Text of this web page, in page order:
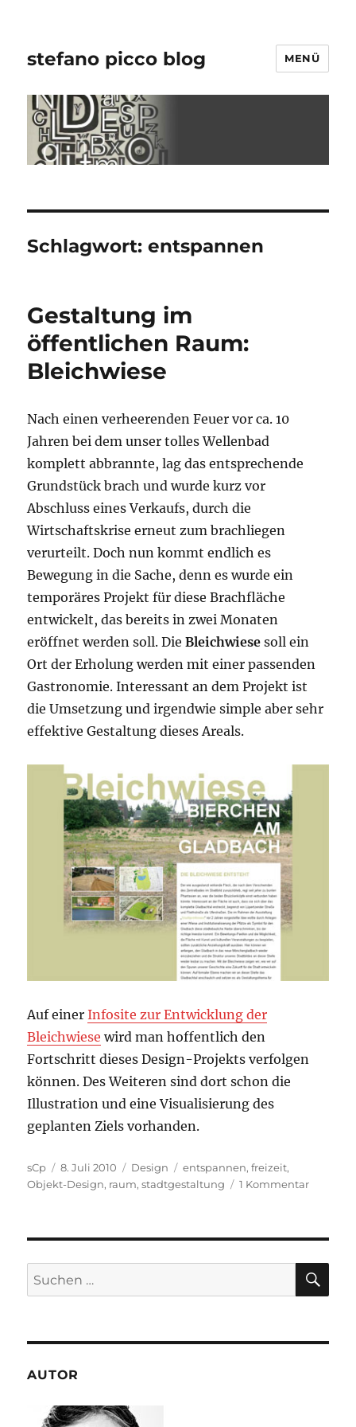
stefano picco blog MENÜ
Schlagwort:entspannen
Gestaltung im
öffentlichen Raum:
Bleichwiese
Nach einen verheerenden Feuer vor ca. 10
Jahren bei dem unser tolles Wellenbad
komplett abbrannte, lag das entsprechende
Grundstück brach und wurde kurz vor
Abschluss eines Verkaufs, durch die
Wirtschaftskrise erneut zum brachliegen
verurteilt. Doch nun kommt endlich es
Bewegung in die Sache, denn es wurde ein
temporäres Projekt für diese Brachfläche
entwickelt, das bereits in zwei Monaten
eröffnet werden soll. DieBleichwiese soll ein
Ort der Erholung werden mit einer passenden
Gastronomie. Interessant an dem Projekt ist
die Umsetzung und irgendwie simple aber sehr
effektive Gestaltung dieses Areals.
Auf einerInfosite zur Entwicklung der
Bleichwiese wird man hoffentlich den
Fortschritt dieses Design-Projekts verfolgen
können. Des Weiteren sind dort schon die
Illustration und eine Visualisierung des
geplanten Ziels vorhanden.
Autor
sCp
Veröffentlicht
am
8. Juli 2010 Kategorien
Design Schlagwörter
entspannen,freizeit,
Objekt-Design, raum,stadtgestaltung 1 Kommentarzu
Suchen
nach:
AUTOR